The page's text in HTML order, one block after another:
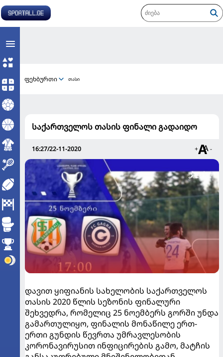
ფეხბურთი თასი
საქართველოს თასის ფინალი გადაიდო
16:27/22-11-2020 + -
დავით ყიფიანის სახელობის საქართველოს
თასის 2020 წლის სეზონის ფინალური
შეხვედრა, რომელიც 25 ნოემბერს გორში უნდა
გამართულიყო, ფინალის მონაწილე ერთ-
ერთი გუნდის წევრთა უმრავლესობის
კორონავირუსით ინფიცირების გამო, მატჩის